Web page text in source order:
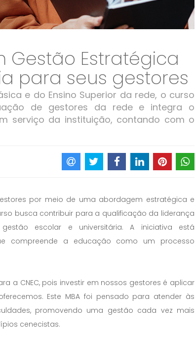
Gestão Estratégica
para seus gestores
e do Ensino Superior da rede, o curso
de gestores da rede e integra o
serviço da instituição, contando com o
por meio de uma abordagem estratégica e
busca contribuir para a qualificação da liderança
escolar e universitária. A iniciativa está
compreende a educação como um processo
a CNEC, pois investir em nossos gestores é aplicar
Este MBA foi pensado para atender às
promovendo uma gestão cada vez mais
cenecistas.